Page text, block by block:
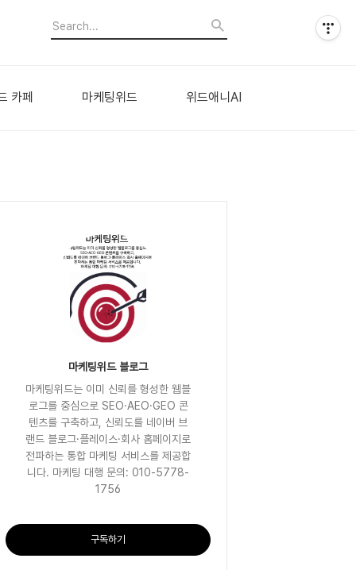
카페 마케팅위드 위드애니AI
마케팅위드 블로그
마케팅위드는 이미 신뢰를 형성한 웹블
로그를 중심으로 SEO·AEO·GEO 콘
텐츠를 구축하고, 신뢰도를 네이버 브
랜드 블로그·플레이스·회사 홈페이지로
전파하는 통합 마케팅 서비스를 제공합
니다. 마케팅 대행 문의: 010-5778-
1756
구독하기